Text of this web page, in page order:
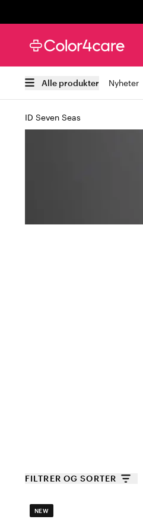
Alle produkter Nyheter
ID Seven Seas
FILTRER OG SORTER
NEW